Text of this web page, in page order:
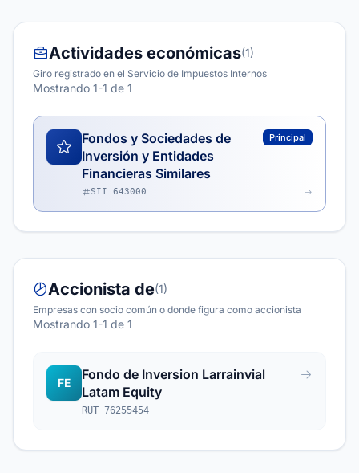
Actividades económicas(1)
Giro registrado en el Servicio de Impuestos Internos
Mostrando 1-1 de 1
Fondos y Sociedades de
Inversión y Entidades
Financieras Similares
Principal
SII 643000
Accionista de(1)
Empresas con socio común o donde figura como accionista
Mostrando 1-1 de 1
FE
Fondo de Inversion Larrainvial
Latam Equity
RUT 76255454